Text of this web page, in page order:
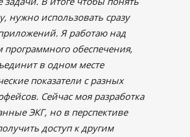
нужно использовать сразу
Я работаю над
программного обеспечения,
в одном месте
показатели с разных
Сейчас моя разработка
ЭКГ, но в перспективе
доступ к другим